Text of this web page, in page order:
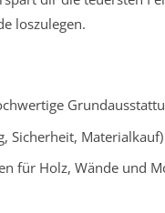
loszulegen.
Sicherheit,
für Holz, Wände und